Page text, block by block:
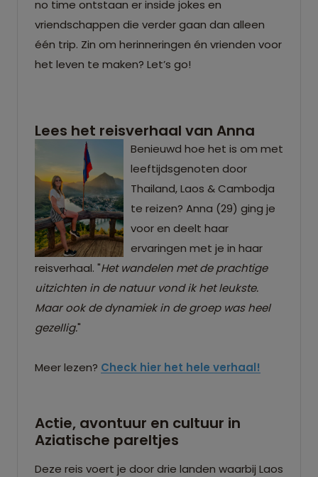
no time ontstaan er inside jokes en
vriendschappen die verder gaan dan alleen
één trip. Zin om herinneringen én vrienden voor
het leven te maken? Let’s go!
Lees het reisverhaal van Anna
Benieuwd hoe het is om met
leeftijdsgenoten door
Thailand, Laos & Cambodja
te reizen? Anna (29) ging je
voor en deelt haar
ervaringen met je in haar
reisverhaal. "Het wandelen met de prachtige
uitzichten in de natuur vond ik het leukste.
Maar ook de dynamiek in de groep was heel
gezellig."
Meer lezen? Check hier het hele verhaal!
Actie, avontuur en cultuur in
Aziatische pareltjes
Deze reis voert je door drie landen waarbij Laos